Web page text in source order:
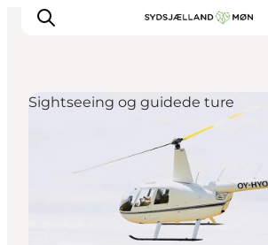
Byer og steder
Sightseeing og guidede ture